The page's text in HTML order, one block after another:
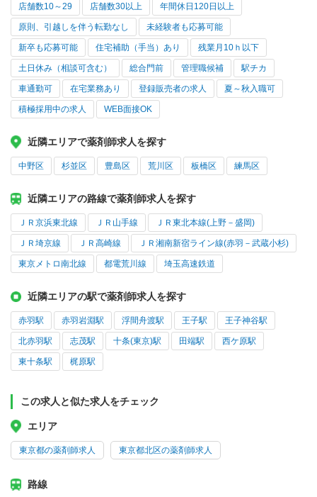
店舗数10～29 店舗数30以上 年間休日120日以上
原則、引越しを伴う転勤なし 未経験者も応募可能
新卒も応募可能 住宅補助（手当）あり 残業月10ｈ以下
土日休み（相談可含む） 総合門前 管理職候補 駅チカ
車通勤可 在宅業務あり 登録販売者の求人 夏～秋入職可
積極採用中の求人 WEB面接OK
近隣エリアで薬剤師求人を探す
中野区 杉並区 豊島区 荒川区 板橋区 練馬区
近隣エリアの路線で薬剤師求人を探す
ＪＲ京浜東北線 ＪＲ山手線 ＪＲ東北本線(上野－盛岡)
ＪＲ埼京線 ＪＲ高崎線 ＪＲ湘南新宿ライン線(赤羽－武蔵小杉)
東京メトロ南北線 都電荒川線 埼玉高速鉄道
近隣エリアの駅で薬剤師求人を探す
赤羽駅 赤羽岩淵駅 浮間舟渡駅 王子駅 王子神谷駅
北赤羽駅 志茂駅 十条(東京)駅 田端駅 西ケ原駅
東十条駅 梶原駅
この求人と似た求人をチェック
エリア
東京都の薬剤師求人 東京都北区の薬剤師求人
路線